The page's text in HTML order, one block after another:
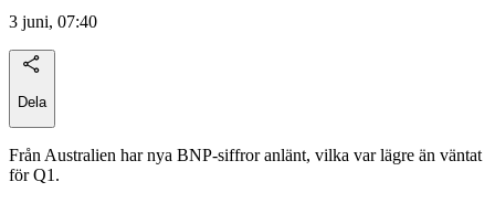
3 juni, 07:40
Dela
Från Australien har nya BNP-siffror anlänt, vilka var lägre än väntat
för Q1.